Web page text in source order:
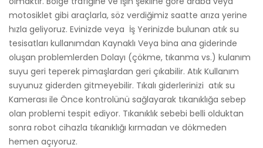
motosiklet gibi araçlarla, söz verdiğimiz saatte arıza yerine
hızla geliyoruz. Evinizde veya İş Yerinizde bulunan atık su
tesisatları kullanımdan Kaynaklı Veya bina ana giderinde
oluşan problemlerden Dolayı (çökme, tıkanma vs.) kulanım
suyu geri teperek pimaşlardan geri çıkabilir. Atık Kullanım
suyunuz giderden gitmeyebilir. Tıkalı giderlerinizi atık su
Kamerası ile Önce kontrolünü sağlayarak tıkanıklığa sebep
olan problemi tespit ediyor. Tıkanıklık sebebi belli olduktan
sonra robot cihazla tıkanıklığı kırmadan ve dökmeden
hemen açıyoruz.